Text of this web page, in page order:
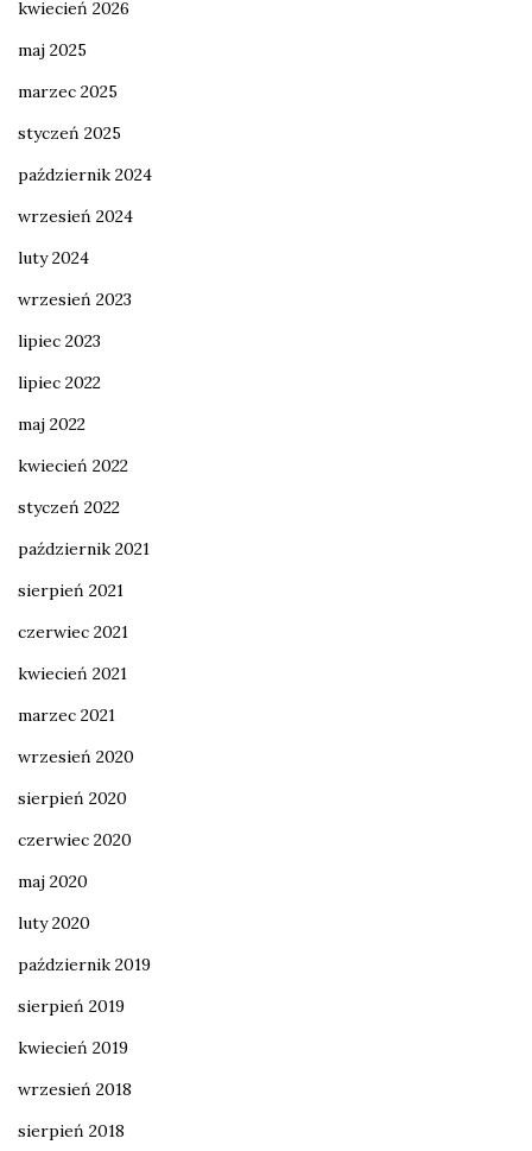
kwiecień 2026
maj 2025
marzec 2025
styczeń 2025
październik 2024
wrzesień 2024
luty 2024
wrzesień 2023
lipiec 2023
lipiec 2022
maj 2022
kwiecień 2022
styczeń 2022
październik 2021
sierpień 2021
czerwiec 2021
kwiecień 2021
marzec 2021
wrzesień 2020
sierpień 2020
czerwiec 2020
maj 2020
luty 2020
październik 2019
sierpień 2019
kwiecień 2019
wrzesień 2018
sierpień 2018